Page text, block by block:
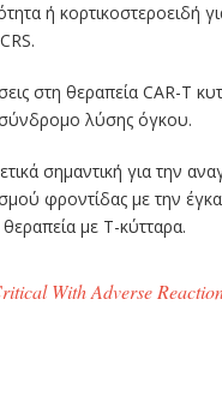
ή κορτικοστεροειδή
στη θεραπεία CAR-Τ
σύνδρομο λύσης όγκου.
σημαντική για την
φροντίδας με την
με Τ-κύτταρα.
With Adverse